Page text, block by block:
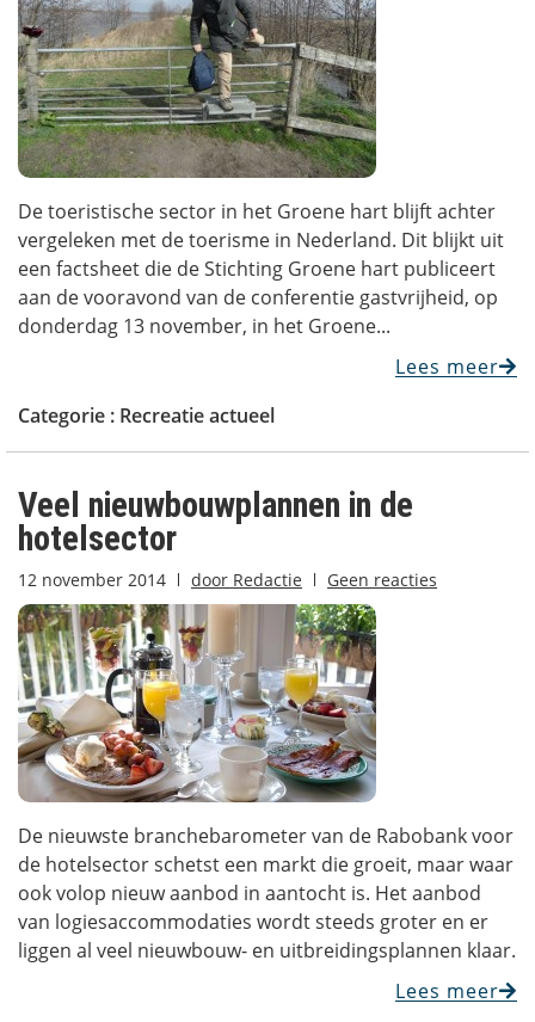
De toeristische sector in het Groene hart blijft achter
vergeleken met de toerisme in Nederland. Dit blijkt uit
een factsheet die de Stichting Groene hart publiceert
aan de vooravond van de conferentie gastvrijheid, op
donderdag 13 november, in het Groene...
Lees meer
Categorie : Recreatie actueel
Veel nieuwbouwplannen in de
hotelsector
12 november 2014 door Redactie Geen reacties
De nieuwste branchebarometer van de Rabobank voor
de hotelsector schetst een markt die groeit, maar waar
ook volop nieuw aanbod in aantocht is. Het aanbod
van logiesaccommodaties wordt steeds groter en er
liggen al veel nieuwbouw- en uitbreidingsplannen klaar.
Lees meer